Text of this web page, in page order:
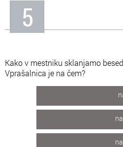
5
Kako v mestniku sklanjamo
Vprašalnica je na čem?